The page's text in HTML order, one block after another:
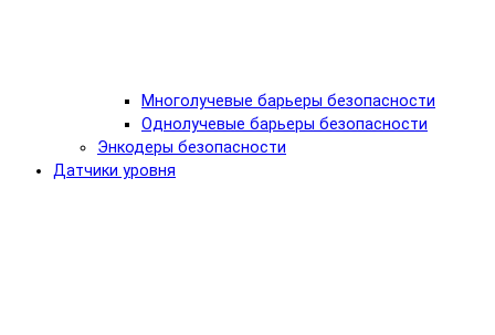
Многолучевые барьеры безопасности
Однолучевые барьеры безопасности
Энкодеры безопасности
Датчики уровня